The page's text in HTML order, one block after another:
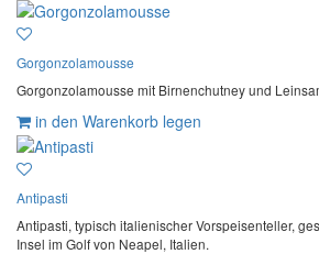
Gorgonzolamousse
Gorgonzolamousse mit Birnenchutney und
in den Warenkorb legen
Antipasti
Antipasti, typisch italienischer Vorspeisenteller,
Insel im Golf von Neapel, Italien.